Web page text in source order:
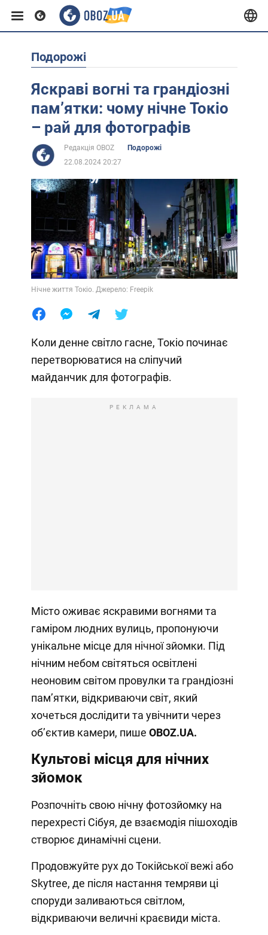
Європа
США
Африка
Життя
Лайфхаки
Подорожі
Яскраві вогні та грандіозні
пам’ятки: чому нічне Токіо
– рай для фотографів
Редакція OBOZ
Подорожі
22.08.2024 20:27
Нічне життя Токіо. Джерело: Freepik
Коли денне світло гасне, Токіо починає
перетворюватися на сліпучий
майданчик для фотографів.
РЕКЛАМА
Місто оживає яскравими вогнями та
гаміром людних вулиць, пропонуючи
унікальне місце для нічної зйомки. Під
нічним небом світяться освітлені
неоновим світом провулки та грандіозні
пам’ятки, відкриваючи світ, який
хочеться дослідити та увічнити через
об’єктив камери, пише OBOZ.UA.
Культові місця для нічних
зйомок
Розпочніть свою нічну фотозйомку на
перехресті Сібуя, де взаємодія пішоходів
створює динамічні сцени.
Продовжуйте рух до Токійської вежі або
Skytree, де після настання темряви ці
споруди заливаються світлом,
відкриваючи величні краєвиди міста.